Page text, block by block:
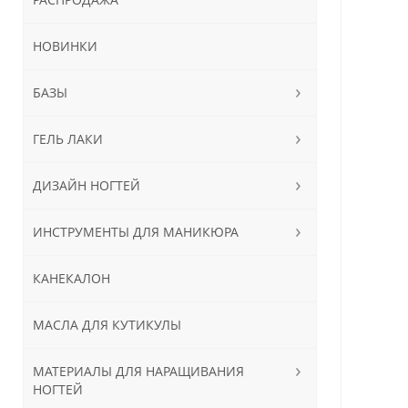
НОВИНКИ
БАЗЫ
ГЕЛЬ ЛАКИ
ДИЗАЙН НОГТЕЙ
ИНСТРУМЕНТЫ ДЛЯ МАНИКЮРА
КАНЕКАЛОН
МАСЛА ДЛЯ КУТИКУЛЫ
МАТЕРИАЛЫ ДЛЯ НАРАЩИВАНИЯ
НОГТЕЙ